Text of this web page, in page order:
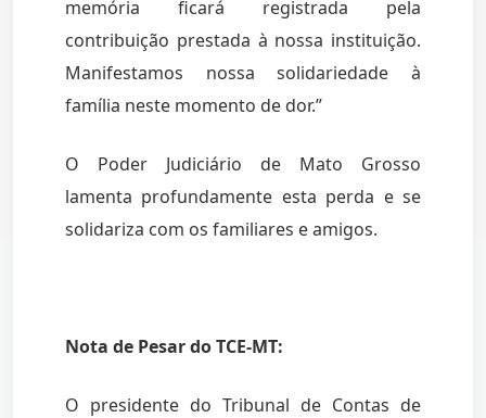
memória ficará registrada pela
contribuição prestada à nossa instituição.
Manifestamos nossa solidariedade à
família neste momento de dor.”
O Poder Judiciário de Mato Grosso
lamenta profundamente esta perda e se
solidariza com os familiares e amigos.
Nota de Pesar do TCE-MT:
O presidente do Tribunal de Contas de